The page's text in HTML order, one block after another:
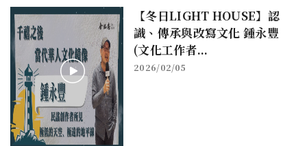
【冬日LIGHT HOUSE】認
識、傳承與改寫文化 鍾永豐
(文化工作者...
2026/02/05